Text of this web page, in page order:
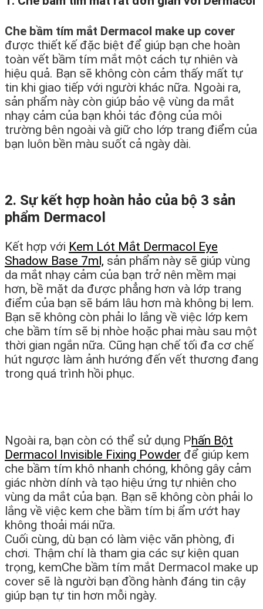
Che bầm tím mắt Dermacol make up cover
được thiết kế đặc biệt để giúp bạn che hoàn
toàn vết bầm tím mắt một cách tự nhiên và
hiệu quả. Bạn sẽ không còn cảm thấy mất tự
tin khi giao tiếp với người khác nữa. Ngoài ra,
sản phẩm này còn giúp bảo vệ vùng da mắt
nhạy cảm của bạn khỏi tác động của môi
trường bên ngoài và giữ cho lớp trang điểm của
bạn luôn bền màu suốt cả ngày dài.
2. Sự kết hợp hoàn hảo của bộ 3 sản
phẩm Dermacol
Kết hợp với Kem Lót Mắt Dermacol Eye
Shadow Base 7ml, sản phẩm này sẽ giúp vùng
da mắt nhạy cảm của bạn trở nên mềm mại
hơn, bề mặt da được phẳng hơn và lớp trang
điểm của bạn sẽ bám lâu hơn mà không bị lem.
Bạn sẽ không còn phải lo lắng về việc lớp kem
che bầm tím sẽ bị nhòe hoặc phai màu sau một
thời gian ngắn nữa. Cũng hạn chế tối đa cơ chế
hút ngược làm ảnh hướng đến vết thương đang
trong quá trình hồi phục.
Ngoài ra, bạn còn có thể sử dụng Phấn Bột
Dermacol Invisible Fixing Powder để giúp kem
che bầm tím khô nhanh chóng, không gây cảm
giác nhờn dính và tạo hiệu ứng tự nhiên cho
vùng da mắt của bạn. Bạn sẽ không còn phải lo
lắng về việc kem che bầm tím bị ẩm ướt hay
không thoải mái nữa.
Cuối cùng, dù bạn có làm việc văn phòng, đi
chơi. Thậm chí là tham gia các sự kiện quan
trọng, kemChe bầm tím mắt Dermacol make up
cover sẽ là người bạn đồng hành đáng tin cậy
giúp bạn tự tin hơn mỗi ngày.